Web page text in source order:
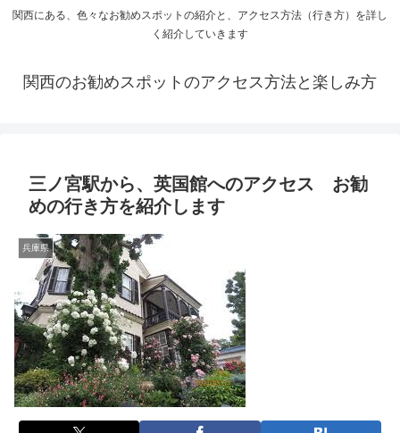
関西にある、色々なお勧めスポットの紹介と、アクセス方法（行き方）を詳し
く紹介していきます
関西のお勧めスポットのアクセス方法と楽しみ方
三ノ宮駅から、英国館へのアクセス お勧
めの行き方を紹介します
兵庫県